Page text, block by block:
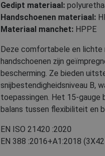
Gedipt materiaal:
Handschoenen materiaal:
Materiaal manchet: HPPE
Deze comfortabele en lichte
handschoenen zijn
bescherming. Ze bieden
snijbestendigheidsniveau B,
toepassingen. Het 15-gauge
balans tussen flexibiliteit en
EN ISO 21420 :2020
EN 388 :2016+A1:2018